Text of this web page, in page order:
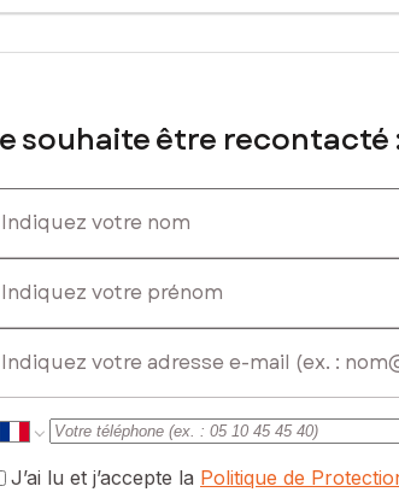
souhaite être recontacté
votre nom
votre prénom
J’ai lu et j’accepte la Politique de